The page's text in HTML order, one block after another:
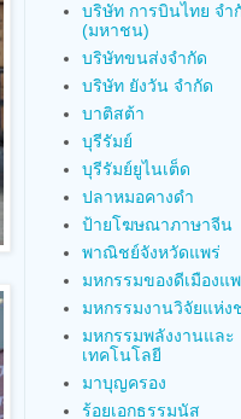
บริษัท การบินไทย จำ
(มหาชน)
บริษัทขนส่งจำกัด
บริษัท ยังวัน จำกัด
บาติสต้า
บุรีรัมย์
บุรีรัมย์ยูไนเต็ด
ปลาหมอคางดำ
ป้ายโฆษณาภาษาจีน
พาณิชย์จังหวัดแพร่
มหกรรมของดีเมืองแ
มหกรรมงานวิจัยแห่ง
มหกรรมพลังงานและ
เทคโนโลยี
มาบุญครอง
ร้อยเอกธรรมนัส